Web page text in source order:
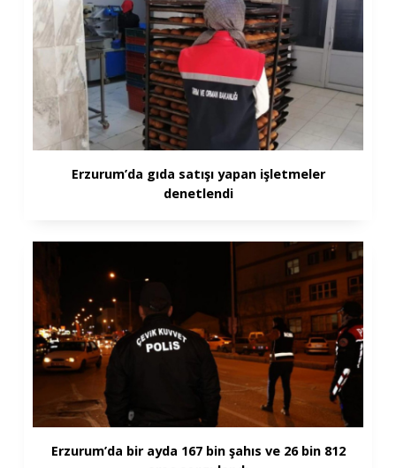
Erzurum’da gıda satışı yapan işletmeler
denetlendi
Erzurum’da bir ayda 167 bin şahıs ve 26 bin 812